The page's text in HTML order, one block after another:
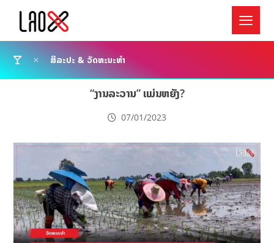
ສິລະປະ & ວັດທະນະທຳ
“ງານລະວານ” ແມ່ນຫຍັງ?
07/01/2023